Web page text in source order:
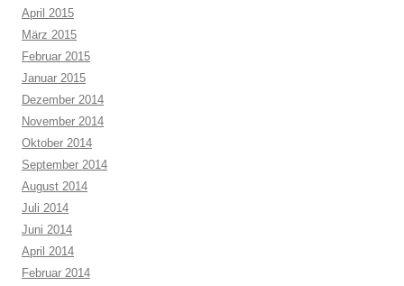
April 2015
März 2015
Februar 2015
Januar 2015
Dezember 2014
November 2014
Oktober 2014
September 2014
August 2014
Juli 2014
Juni 2014
April 2014
Februar 2014